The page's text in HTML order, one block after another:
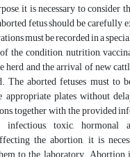
it is necessary to consider
fetus should be carefully
must be recorded in a
the condition, nutrition,
herd and the arrival of new
The aborted fetuses must to
plates without
together with the provided
toxic, hormonal
the abortion, it is